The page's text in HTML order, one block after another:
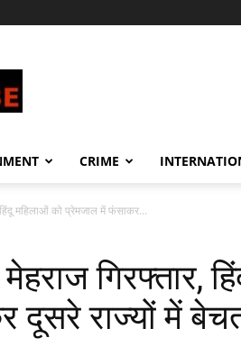
CRIME
हिंदू महिलाओं को प्रेमजाल में फंसाकर...
गिरफ्तार,
राज्यों में